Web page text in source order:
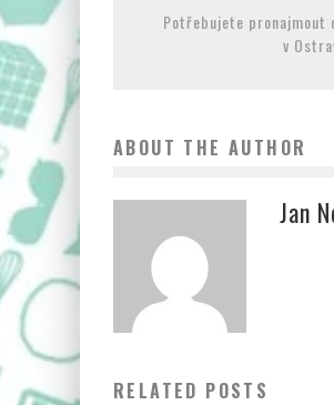
Potřebujete pronajmout
v
ABOUT THE AUTHOR
Jan
RELATED POSTS